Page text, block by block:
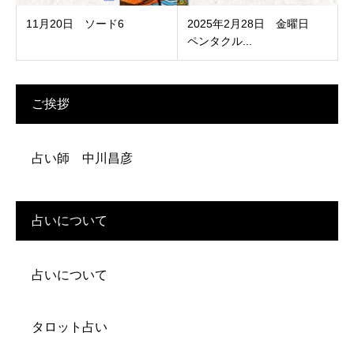
11月20日 ソード6
2025年2月28日 金曜日
ペンタクル...
ご挨拶
占い師 中川昌彦
占いについて
占いについて
タロット占い